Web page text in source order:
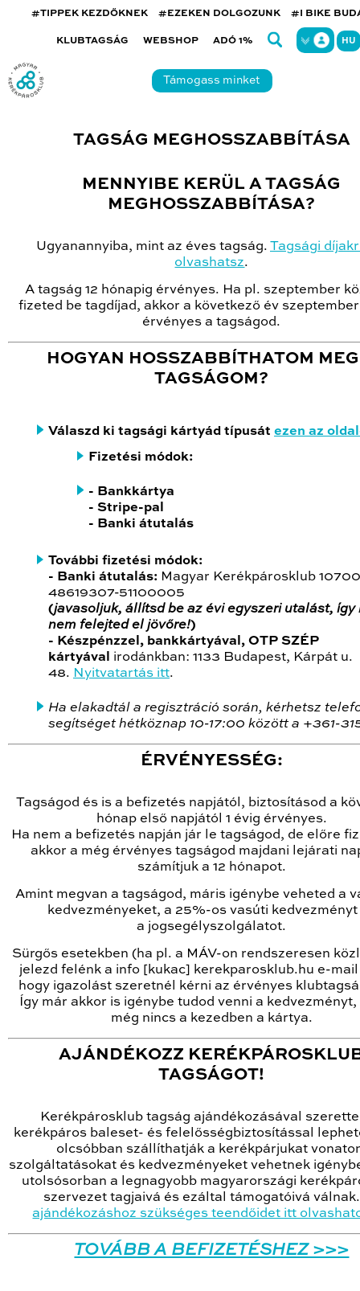
#TIPPEK KEZDŐKNEK #EZEKEN DOLGOZUNK #I BIKE
KLUBTAGSÁG WEBSHOP ADÓ 1% HU
Támogass minket
TAGSÁG MEGHOSSZABBÍTÁSA
MENNYIBE KERÜL A TAGSÁG
MEGHOSSZABBÍTÁSA?
Ugyanannyiba, mint az éves tagság. Tagsági
olvashatsz.
A tagság 12 hónapig érvényes. Ha pl. szeptember
fizeted be tagdíjad, akkor a következő év
érvényes a tagságod.
HOGYAN HOSSZABBÍTHATOM
TAGSÁGOM?
Válaszd ki tagsági kártyád típusát ezen az
Fizetési módok:
- Bankkártya
- Stripe-pal
- Banki átutalás
További fizetési módok:
- Banki átutalás: Magyar Kerékpárosklub
48619307-51100005
(javasoljuk, állítsd be az évi egyszeri utalást, így
nem felejted el jövőre!)
- Készpénzzel, bankkártyával, OTP SZÉP
kártyával
irodánkban: 1133 Budapest, Kárpát u.
48. Nyitvatartás itt.
Ha elakadtál a regisztráció során, kérhetsz
segítséget hétköznap 10-17:00 között a +361-
ÉRVÉNYESSÉG:
Tagságod és is a befizetés napjától, biztosításod a
hónap első napjától 1 évig érvényes.
Ha nem a befizetés napján jár le tagságod, de előre
akkor a még érvényes tagságod majdani lejárati
számítjuk a 12 hónapot.
Amint megvan a tagságod, máris igénybe veheted a
kedvezményeket, a 25%-os vasúti kedvezményt
a jogsegélyszolgálatot.
Sürgős esetekben (ha pl. a MÁV-on rendszeresen
jelezd felénk a info [kukac] kerekparosklub.hu e-
hogy igazolást szeretnél kérni az érvényes
Így már akkor is igénybe tudod venni a
még nincs a kezedben a kártya.
AJÁNDÉKOZZ
TAGSÁGOT!
Kerékpárosklub tagság ajándékozásával
kerékpáros baleset- és felelősségbiztosítással
olcsóbban szállíthatják a kerékpárjukat
szolgáltatásokat és kedvezményeket vehetnek
utolsósorban a legnagyobb magyarországi
szervezet tagjaivá és ezáltal támogatóivá
ajándékozáshoz szükséges teendőidet itt
TOVÁBB A BEFIZETÉSHEZ >>>